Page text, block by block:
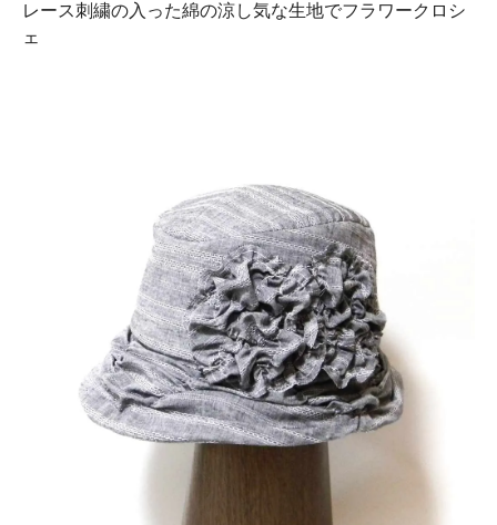
レース刺繍の入った綿の涼し気な生地でフラワークロシ
ェ